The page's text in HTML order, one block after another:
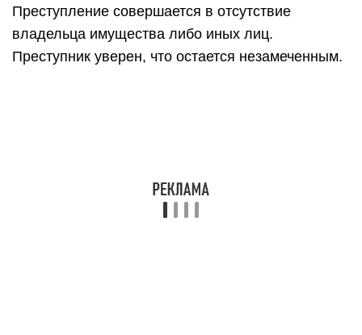
Преступление совершается в отсутствие
владельца имущества либо иных лиц.
Преступник уверен, что остается незамеченным.